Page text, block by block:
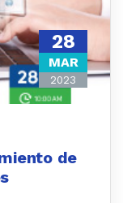
28
MAR
2023
de